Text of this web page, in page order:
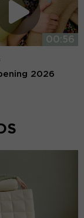
00:56
2026